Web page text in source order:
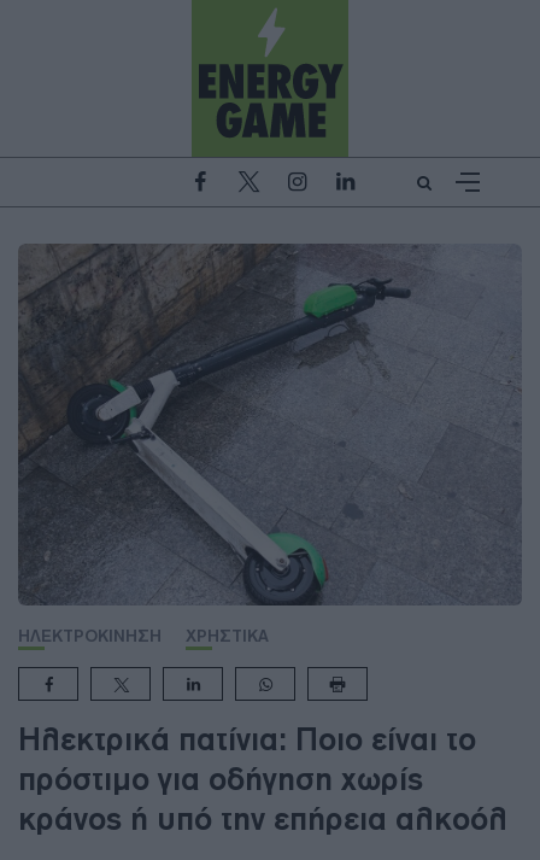
ΗΛΕΚΤΡΟΚΙΝΗΣΗ ΧΡΗΣΤΙΚΑ
Ηλεκτρικά πατίνια: Ποιο είναι το
πρόστιμο για οδήγηση χωρίς
κράνος ή υπό την επήρεια αλκοόλ